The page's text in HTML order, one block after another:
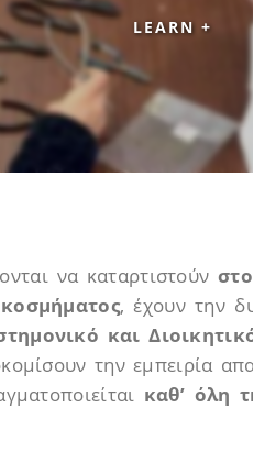
LEARN +
να καταρτιστούν
, έχουν την
και
την εμπειρία
καθ’ όλη